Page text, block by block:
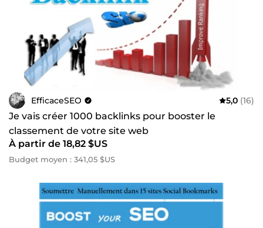
EfficaceSEO 5,0 (16)
Je vais créer 1000 backlinks pour booster le
classement de votre site web
À partir de 18,82 $US
Budget moyen : 341,05 $US